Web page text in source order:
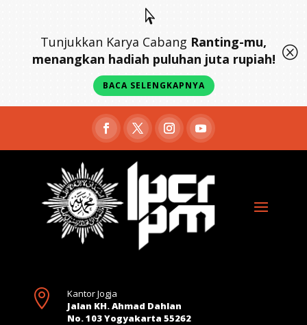

Tunjukkan Karya Cabang Ranting-mu,
menangkan hadiah puluhan juta rupiah!
BACA SELENGKAPNYA
Q

Kantor Jogja
Jalan KH. Ahmad Dahlan
No. 103 Yogyakarta 55262